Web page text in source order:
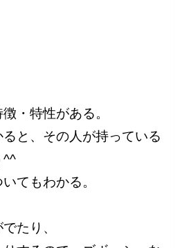
・特性がある。
と、その人が持っている
^^
てもわかる。
たり、